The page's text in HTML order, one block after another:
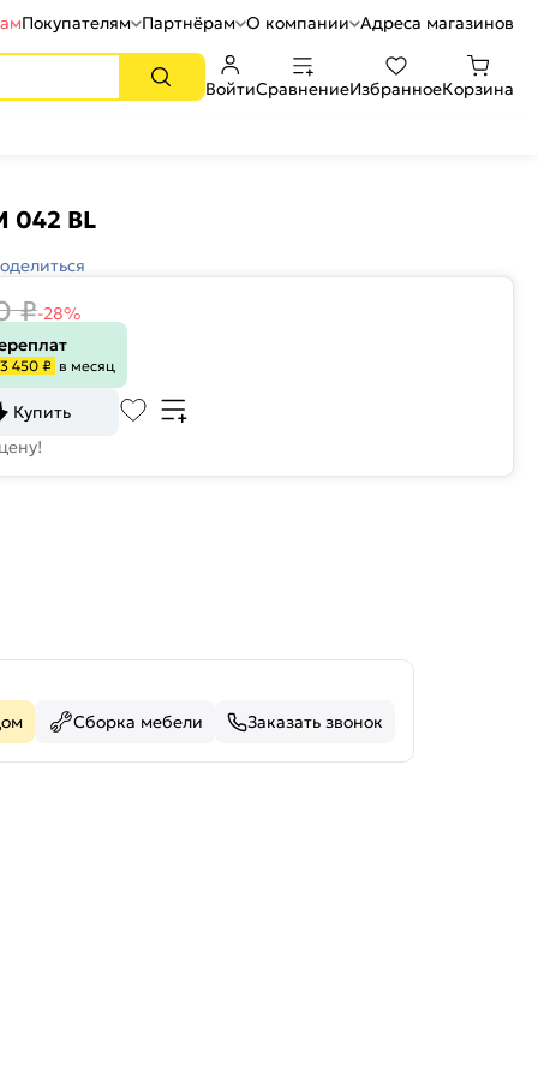
Покупателям Партнёрам О компании Адреса магазинов
ВойтиСравнениеИзбранноеКорзина
042 BL
₽-28%
3 450 ₽ в месяц
Купить
Сборка мебели Заказать звонок